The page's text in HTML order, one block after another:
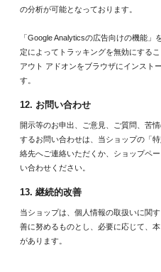
の分析が可能となっております。
「Google Analyticsの広告向けの機能
定によってトラッキングを無効にする
アウト アドオンをブラウザにインスト
す。
12. お問い合わせ
開示等のお申出、ご意見、ご質問、苦
するお問い合わせは、当ショップの「
絡先へご連絡いただくか、ショップペ
い合わせください。
13. 継続的改善
当ショップは、個人情報の取扱いに関
善に努めるものとし、必要に応じて、
があります。